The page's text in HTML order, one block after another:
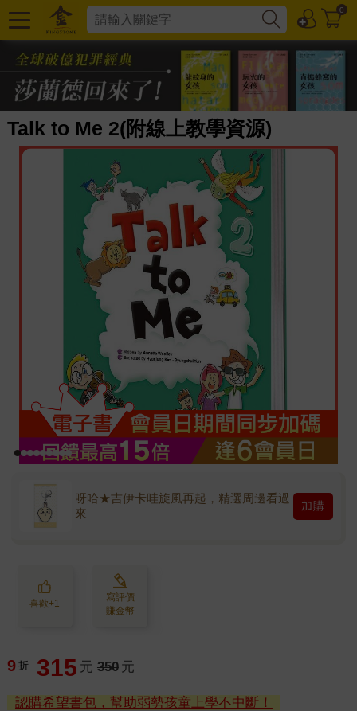
0
Talk to Me 2(附線上教學資源)
呀哈★吉伊卡哇旋風再起，精選周邊看過
來
加購
喜歡+1
寫評價
賺金幣
9 折 315 元 350 元
認購希望書包，幫助弱勢孩童上學不中斷！